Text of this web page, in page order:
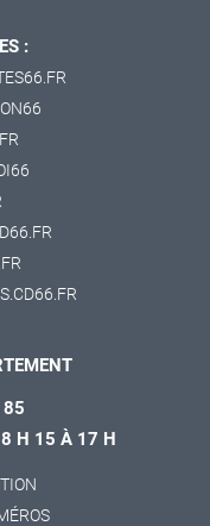
:
85
8 H 15 À 17 H